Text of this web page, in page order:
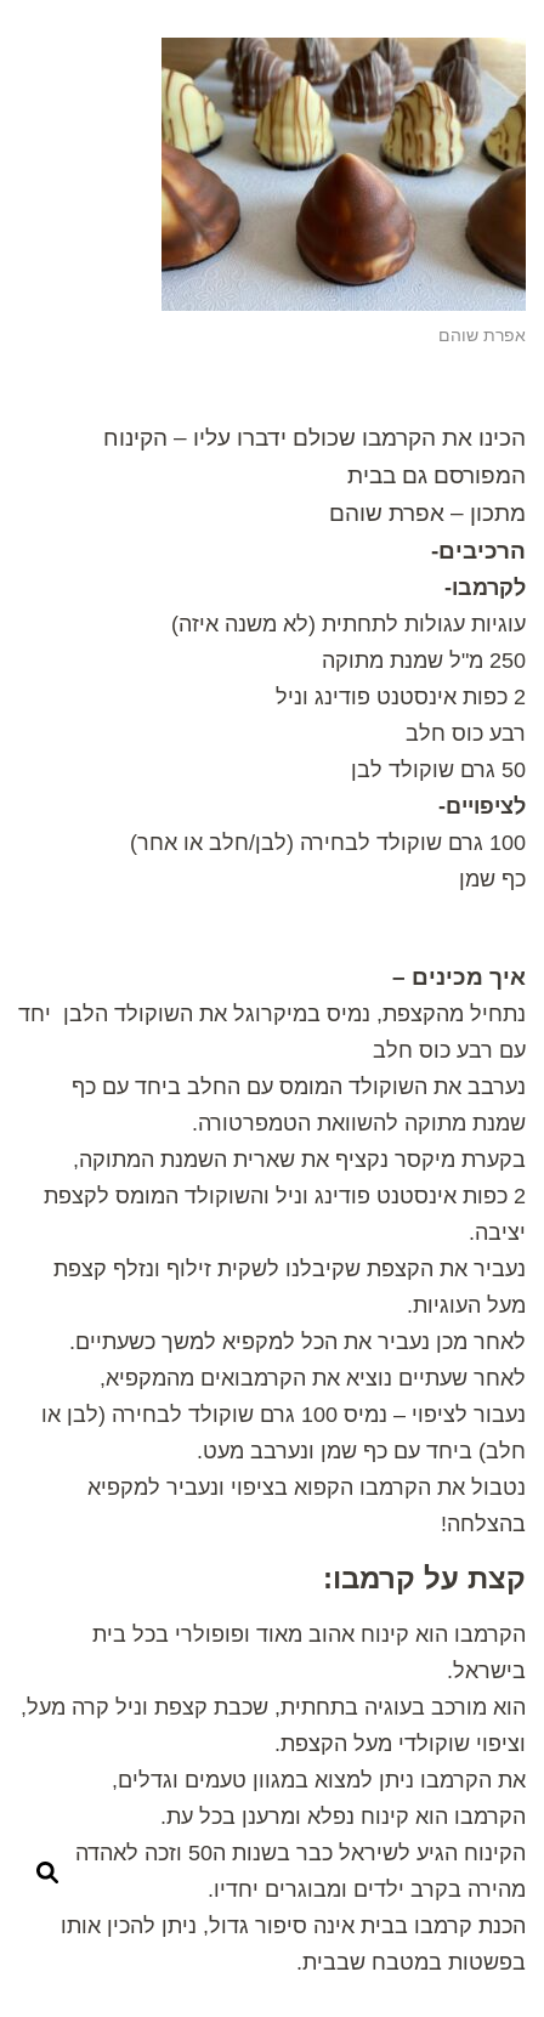
אפרת שוהם
הכינו את הקרמבו שכולם ידברו עליו – הקינוח
המפורסם גם בבית
מתכון – אפרת שוהם
הרכיבים-
לקרמבו-
עוגיות עגולות לתחתית (לא משנה איזה)
250 מ"ל שמנת מתוקה
2 כפות אינסטנט פודינג וניל
רבע כוס חלב
50 גרם שוקולד לבן
לציפויים-
100 גרם שוקולד לבחירה (לבן/חלב או אחר)
כף שמן
איך מכינים –
נתחיל מהקצפת, נמיס במיקרוגל את השוקולד הלבן יחד
עם רבע כוס חלב
נערבב את השוקולד המומס עם החלב ביחד עם כף
שמנת מתוקה להשוואת הטמפרטורה.
בקערת מיקסר נקציף את שארית השמנת המתוקה,
2 כפות אינסטנט פודינג וניל והשוקולד המומס לקצפת
יציבה.
נעביר את הקצפת שקיבלנו לשקית זילוף ונזלף קצפת
מעל העוגיות.
לאחר מכן נעביר את הכל למקפיא למשך כשעתיים.
לאחר שעתיים נוציא את הקרמבואים מהמקפיא,
נעבור לציפוי – נמיס 100 גרם שוקולד לבחירה (לבן או
חלב) ביחד עם כף שמן ונערבב מעט.
נטבול את הקרמבו הקפוא בציפוי ונעביר למקפיא
בהצלחה!
קצת על קרמבו:
הקרמבו הוא קינוח אהוב מאוד ופופולרי בכל בית
בישראל.
הוא מורכב בעוגיה בתחתית, שכבת קצפת וניל קרה מעל,
וציפוי שוקולדי מעל הקצפת.
את הקרמבו ניתן למצוא במגוון טעמים וגדלים,
הקרמבו הוא קינוח נפלא ומרענן בכל עת.
הקינוח הגיע לשיראל כבר בשנות ה50 וזכה לאהדה
מהירה בקרב ילדים ומבוגרים יחדיו.
הכנת קרמבו בבית אינה סיפור גדול, ניתן להכין אותו
בפשטות במטבח שבבית.